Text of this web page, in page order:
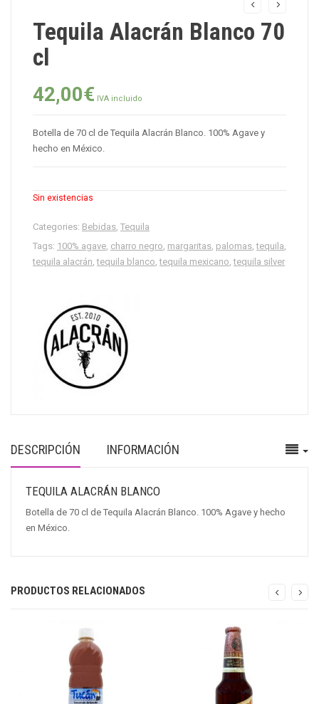
Tequila Alacrán Blanco 70
cl
42,00€ IVA incluido
Botella de 70 cl de Tequila Alacrán Blanco. 100% Agave y
hecho en México.
Sin existencias
Categories: Bebidas, Tequila
Tags: 100% agave, charro negro, margaritas, palomas,tequila,
tequila alacrán,tequila blanco,tequila mexicano,tequila silver
DESCRIPCIÓN INFORMACIÓN
TEQUILA ALACRÁN BLANCO
Botella de 70 cl de Tequila Alacrán Blanco. 100% Agave y hecho
en México.
PRODUCTOS RELACIONADOS